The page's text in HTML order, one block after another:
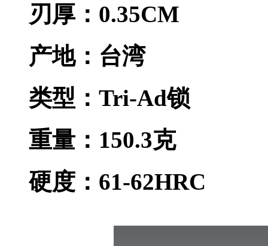
刃厚：0.35CM
产地：台湾
类型：Tri-Ad锁
重量：150.3克
硬度：61-62HRC